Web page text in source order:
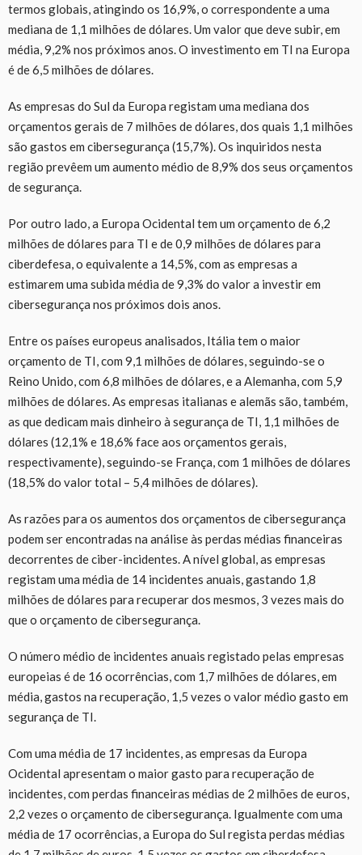
termos globais, atingindo os 16,9%, o correspondente a uma
mediana de 1,1 milhões de dólares. Um valor que deve subir, em
média, 9,2% nos próximos anos. O investimento em TI na Europa
é de 6,5 milhões de dólares.
As empresas do Sul da Europa registam uma mediana dos
orçamentos gerais de 7 milhões de dólares, dos quais 1,1 milhões
são gastos em cibersegurança (15,7%). Os inquiridos nesta
região prevêem um aumento médio de 8,9% dos seus orçamentos
de segurança.
Por outro lado, a Europa Ocidental tem um orçamento de 6,2
milhões de dólares para TI e de 0,9 milhões de dólares para
ciberdefesa, o equivalente a 14,5%, com as empresas a
estimarem uma subida média de 9,3% do valor a investir em
cibersegurança nos próximos dois anos.
Entre os países europeus analisados, Itália tem o maior
orçamento de TI, com 9,1 milhões de dólares, seguindo-se o
Reino Unido, com 6,8 milhões de dólares, e a Alemanha, com 5,9
milhões de dólares. As empresas italianas e alemãs são, também,
as que dedicam mais dinheiro à segurança de TI, 1,1 milhões de
dólares (12,1% e 18,6% face aos orçamentos gerais,
respectivamente), seguindo-se França, com 1 milhões de dólares
(18,5% do valor total – 5,4 milhões de dólares).
As razões para os aumentos dos orçamentos de cibersegurança
podem ser encontradas na análise às perdas médias financeiras
decorrentes de ciber-incidentes. A nível global, as empresas
registam uma média de 14 incidentes anuais, gastando 1,8
milhões de dólares para recuperar dos mesmos, 3 vezes mais do
que o orçamento de cibersegurança.
O número médio de incidentes anuais registado pelas empresas
europeias é de 16 ocorrências, com 1,7 milhões de dólares, em
média, gastos na recuperação, 1,5 vezes o valor médio gasto em
segurança de TI.
Com uma média de 17 incidentes, as empresas da Europa
Ocidental apresentam o maior gasto para recuperação de
incidentes, com perdas financeiras médias de 2 milhões de euros,
2,2 vezes o orçamento de cibersegurança. Igualmente com uma
média de 17 ocorrências, a Europa do Sul regista perdas médias